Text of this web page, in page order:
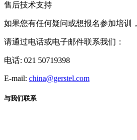
售后技术支持
如果您有任何疑问或想报名参加培训，
请通过电话或电子邮件联系我们：
电话: 021 50719398
E-mail: china@gerstel.com
与我们联系